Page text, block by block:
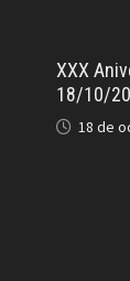
XXX
18/10/
18 de